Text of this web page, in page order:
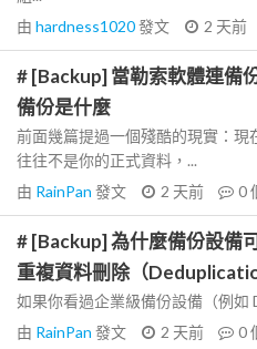
由 hardness1020發文 2 天前
# [Backup] 當勒索軟體連備
備份是什麼
前面幾篇提過一個殘酷的現實：
往往不是你的正式資料，...
由 RainPan 發文 2 天前 0
# [Backup] 為什麼備份設備
重複資料刪除（
如果你看過企業級備份設備（例如
由 RainPan 發文 2 天前 0